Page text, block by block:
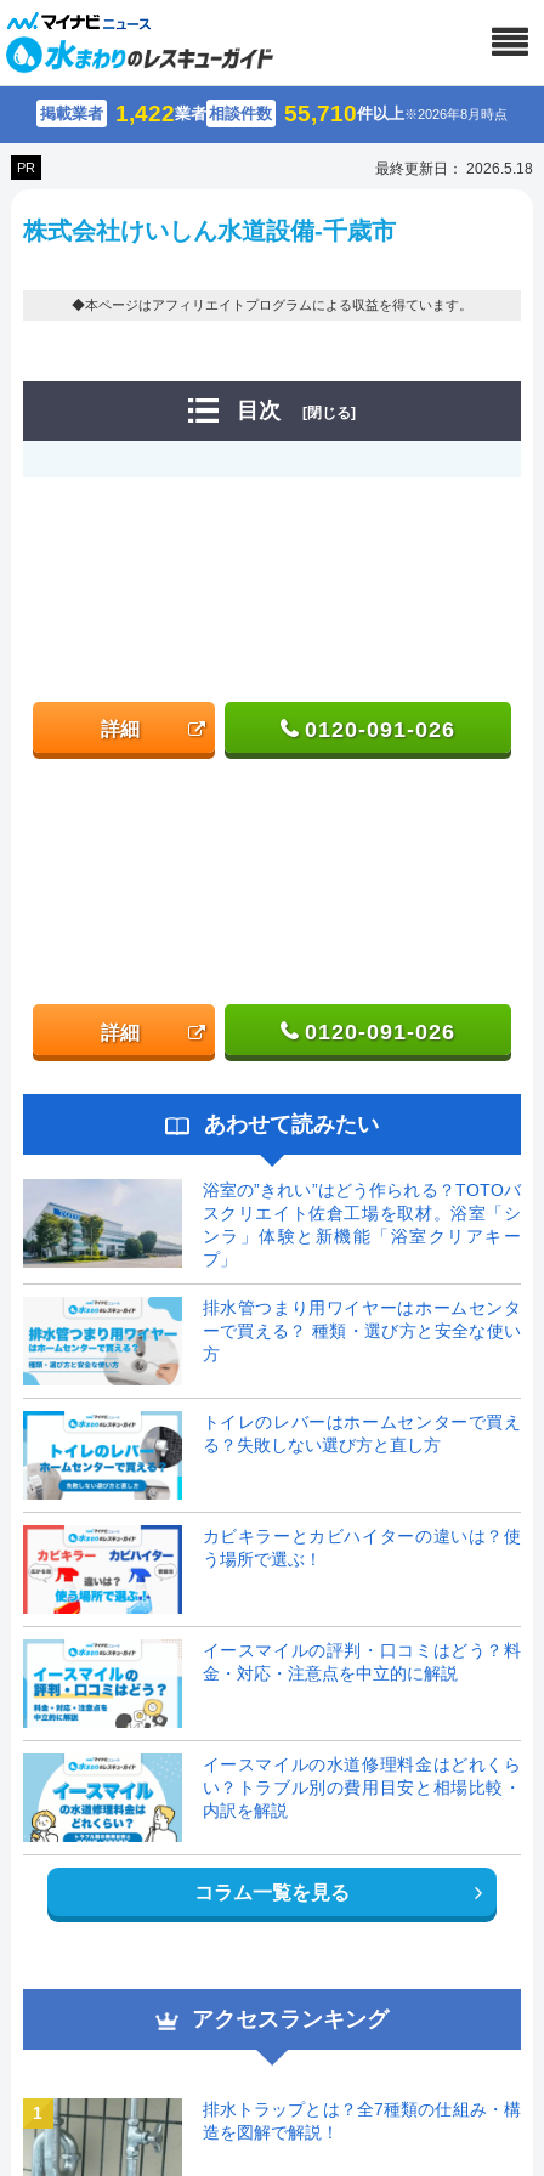
掲載業者 1,422業者相談件数 55,710件以上※2026年8月時点
PR 最終更新日： 2026.5.18
株式会社けいしん水道設備-千歳市
◆本ページはアフィリエイトプログラムによる収益を得ています。
目次 [閉じる]
詳細 0120-091-026
詳細 0120-091-026
あわせて読みたい
浴室の”きれい”はどう作られる？TOTOバ
スクリエイト佐倉工場を取材。浴室「シ
ンラ」体験と新機能「浴室クリアキー
プ」
排水管つまり用ワイヤーはホームセンタ
ーで買える？ 種類・選び方と安全な使い
方
トイレのレバーはホームセンターで買え
る？失敗しない選び方と直し方
カビキラーとカビハイターの違いは？使
う場所で選ぶ！
イースマイルの評判・口コミはどう？料
金・対応・注意点を中立的に解説
イースマイルの水道修理料金はどれくら
い？トラブル別の費用目安と相場比較・
内訳を解説
コラム一覧を見る
アクセスランキング
1
排水トラップとは？全7種類の仕組み・構
造を図解で解説！